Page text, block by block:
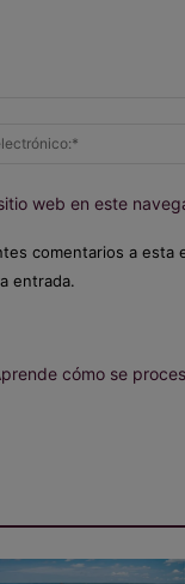
web en este
comentarios a esta
entrada.
cómo se